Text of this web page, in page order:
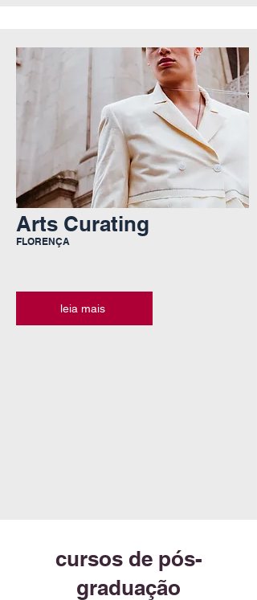
Arts Curating
FLORENÇA
leia mais
cursos de pós-
graduação